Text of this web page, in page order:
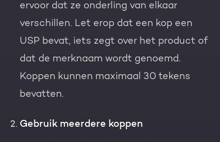
ervoor dat ze onderling van elkaar
verschillen. Let erop dat een kop een
USP bevat, iets zegt over het product of
dat de merknaam wordt genoemd.
Koppen kunnen maximaal 30 tekens
bevatten.
Gebruik meerdere koppen